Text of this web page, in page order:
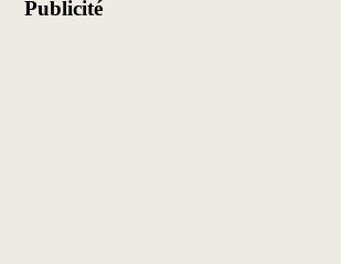
Publicité